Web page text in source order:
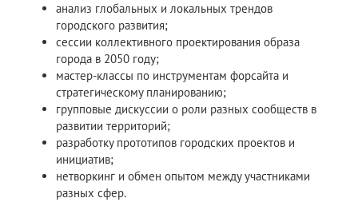
анализ глобальных и локальных трендов
городского развития;
сессии коллективного проектирования образа
города в 2050 году;
мастер‑классы по инструментам форсайта и
стратегическому планированию;
групповые дискуссии о роли разных сообществ в
развитии территорий;
разработку прототипов городских проектов и
инициатив;
нетворкинг и обмен опытом между участниками
разных сфер.